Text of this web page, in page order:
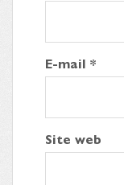
E-mail *
Site web